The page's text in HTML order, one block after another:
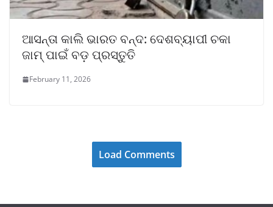
ଆସନ୍ତା କାଲି ଭାରତ ବନ୍ଦ: ଦେଶବ୍ୟାପୀ ଚକା
ଜାମ୍ ପାଇଁ ବଡ଼ ପ୍ରସ୍ତୁତି
February 11, 2026
Load Comments